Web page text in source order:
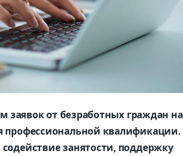
заявок от безработных граждан на
профессиональной квалификации.
занятости, поддержку